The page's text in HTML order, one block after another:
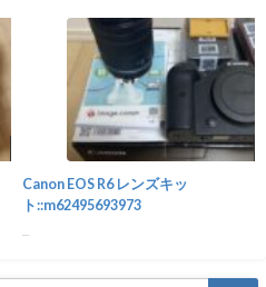
Canon EOS R6 レンズキッ
ト::m62495693973